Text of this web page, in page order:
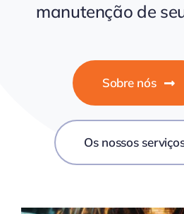
manutenção de
Sobre nós
Os nossos